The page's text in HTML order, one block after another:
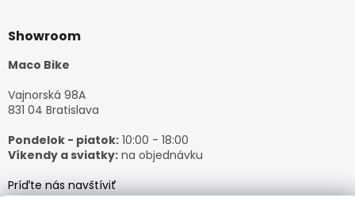
Showroom
Maco Bike
Vajnorská 98A
831 04 Bratislava
Pondelok - piatok: 10:00 - 18:00
Víkendy a sviatky: na objednávku
Príďte nás navštíviť